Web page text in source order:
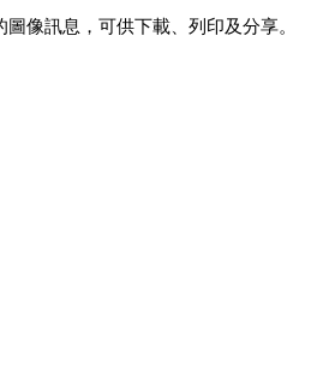
像訊息，可供下載、列印及分享。